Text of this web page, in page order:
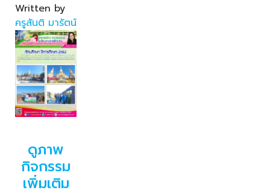
Written by
ครูสันติ มารัตน์
ดูภาพ
กิจกรรม
เพิ่มเติม